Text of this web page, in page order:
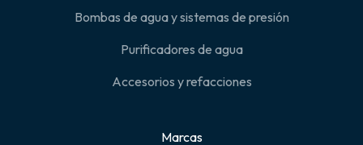
Marcas
Bombas de agua y sistemas de presión
Purificadores de agua
Accesorios y refacciones